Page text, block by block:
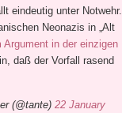
eindeutig unter Notwehr.
Neonazis in „Alt
Argument in der einzigen
daß der Vorfall rasend
(@tante) 22 January